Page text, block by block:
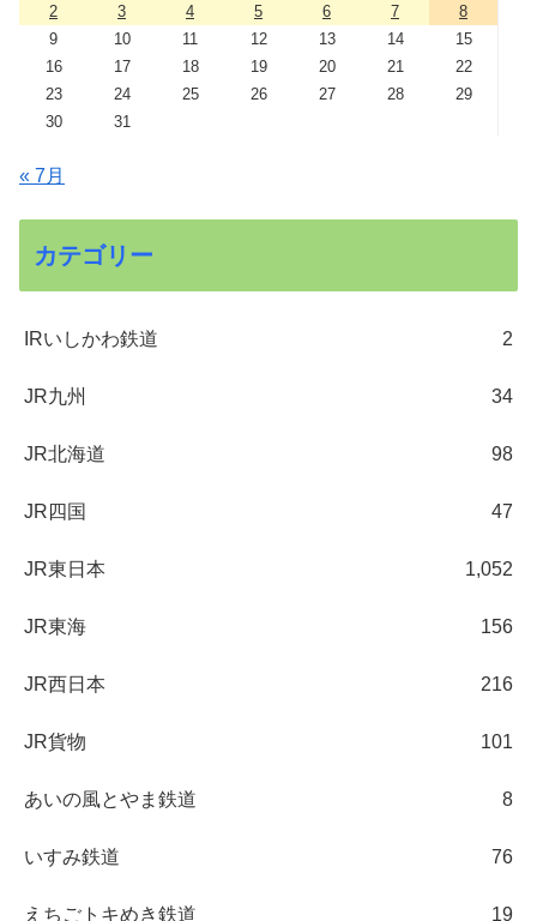
2
3 4 5 6 7
8
9
10 11 12 13 14
15
16
17 18 19 20 21
22
23
24 25 26 27 28
29
30
31
« 7月
カテゴリー
IRいしかわ鉄道 2
JR九州 34
JR北海道 98
JR四国 47
JR東日本 1,052
JR東海 156
JR西日本 216
JR貨物 101
あいの風とやま鉄道 8
いすみ鉄道 76
えちごトキめき鉄道 19